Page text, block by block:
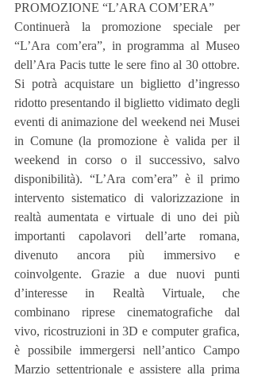
PROMOZIONE “L’ARA COM’ERA”
Continuerà la promozione speciale per
“L’Ara com’era”, in programma al Museo
dell’Ara Pacis tutte le sere fino al 30 ottobre.
Si potrà acquistare un biglietto d’ingresso
ridotto presentando il biglietto vidimato degli
eventi di animazione del weekend nei Musei
in Comune (la promozione è valida per il
weekend in corso o il successivo, salvo
disponibilità). “L’Ara com’era” è il primo
intervento sistematico di valorizzazione in
realtà aumentata e virtuale di uno dei più
importanti capolavori dell’arte romana,
divenuto ancora più immersivo e
coinvolgente. Grazie a due nuovi punti
d’interesse in Realtà Virtuale, che
combinano riprese cinematografiche dal
vivo, ricostruzioni in 3D e computer grafica,
è possibile immergersi nell’antico Campo
Marzio settentrionale e assistere alla prima